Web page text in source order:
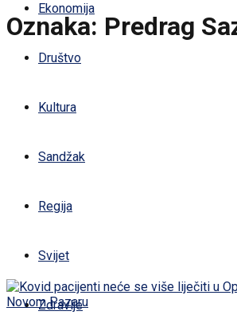
Ekonomija
Društvo
Kultura
Sandžak
Regija
Svijet
Zdravlje
Oznaka: Predrag